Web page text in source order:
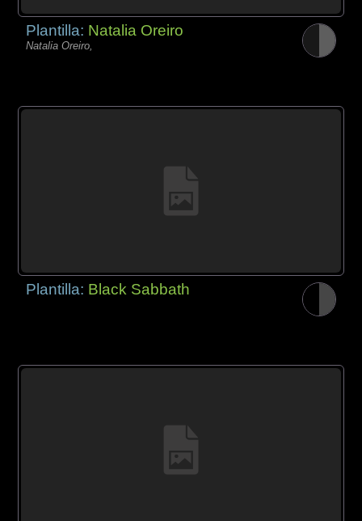
Plantilla: Natalia Oreiro
Natalia Oreiro,
Plantilla: Black Sabbath